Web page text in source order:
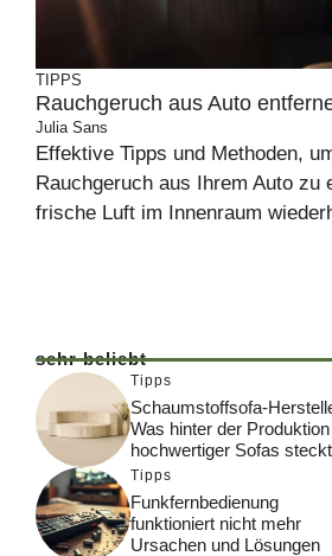
TIPPS
Rauchgeruch aus Auto
Julia Sans
Effektive Tipps und Methoden,
Rauchgeruch aus Ihrem Auto zu
frische Luft im Innenraum
sehr beliebt
Tipps
Schaumstoffsofa-
Was hinter der Produktion
hochwertiger Sofas steckt
Tipps
Funkfernbedienung
funktioniert nicht mehr
Ursachen und Lösungen